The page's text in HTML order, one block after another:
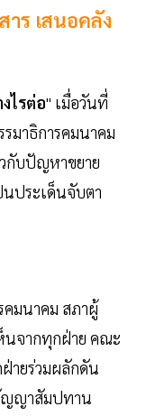
ร เสนอคลัง
ไรต่อ" เมื่อวันที่
มาธิการคมนาคม
กับปัญหาขยาย
ประเด็นจับตา
คมนาคม สภาผู้
นจากทุกฝ่าย คณะ
ายร่วมผลักดัน
ญญาสัมปทาน